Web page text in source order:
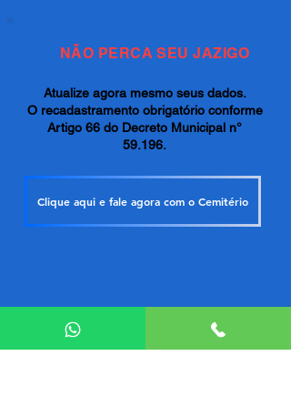
NÃO PERCA SEU JAZIGO
Atualize agora mesmo seus dados.
O recadastramento obrigatório conforme
Artigo 66 do Decreto Municipal n°
59.196.
Clique aqui e fale agora com o Cemitério